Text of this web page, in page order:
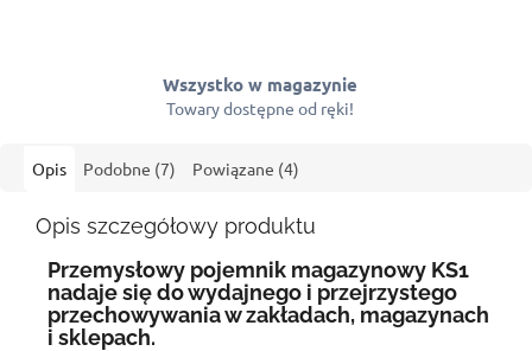
Wszystko w magazynie
Towary dostępne od ręki!
Opis Podobne (7) Powiązane (4)
Opis szczegółowy produktu
Przemysłowy pojemnik magazynowy KS1
nadaje się do wydajnego i przejrzystego
przechowywania w zakładach, magazynach
i sklepach.